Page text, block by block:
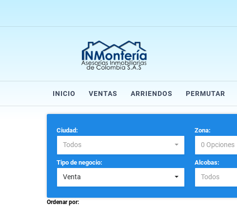
INICIO VENTAS ARRIENDOS PERMUTAR
Ciudad:
Todos
Zona:
0 Opciones
Tipo de negocio:
Venta
Alcobas:
Todos
Ordenar por: